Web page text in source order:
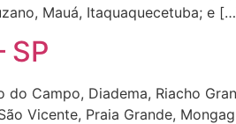
Mauá, Itaquaquecetuba; e
SP
Campo, Diadema, Riacho
Vicente, Praia Grande,